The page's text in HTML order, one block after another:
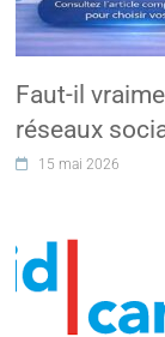
Faut-il
réseaux
15 mai 2026